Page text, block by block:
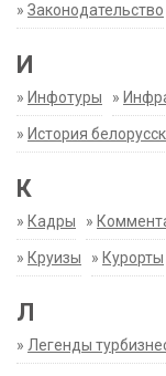
» Законодательство
И
» Инфотуры »
» История
К
» Кадры »
» Круизы » Курорты
Л
» Легенды